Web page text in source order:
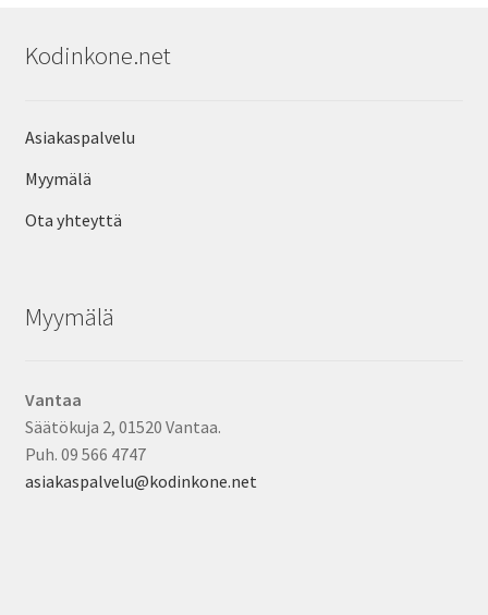
Kodinkone.net
Asiakaspalvelu
Myymälä
Ota yhteyttä
Myymälä
Vantaa
Säätökuja 2, 01520 Vantaa.
Puh. 09 566 4747
asiakaspalvelu@kodinkone.net